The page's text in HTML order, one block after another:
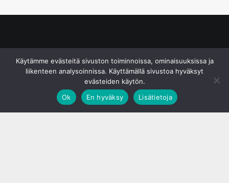
Käytämme evästeitä sivuston toiminnoissa, ominaisuuksissa ja
liikenteen analysoinnissa. Käyttämällä sivustoa hyväksyt
evästeiden käytön.
Ok
En hyväksy Lisätietoja